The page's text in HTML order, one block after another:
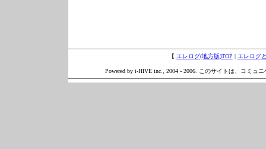
【 エレログ(地方版)TOP | エレログ
Powered by i-HIVE inc., 2004 - 2006. このサイトは、コミュ